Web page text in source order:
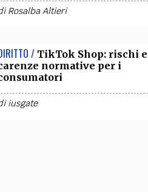
Rosalba Altieri
/ TikTok Shop: rischi e
normative per i
iusgate